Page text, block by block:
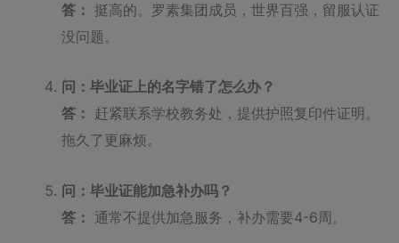
答： 挺高的。罗素集团成员，世界百强，留服认证
没问题。
问：毕业证上的名字错了怎么办？
答： 赶紧联系学校教务处，提供护照复印件证明。
拖久了更麻烦。
问：毕业证能加急补办吗？
答： 通常不提供加急服务，补办需要4-6周。